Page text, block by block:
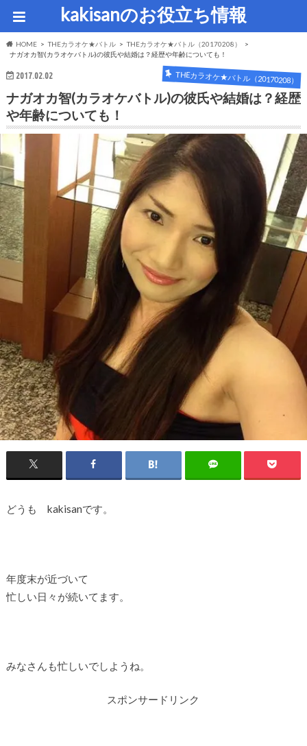
kakisanのお役立ち情報
HOME THEカラオケ★バトル
THEカラオケ★バトル（20170208）
ナガオカ智(カラオケバトル)の彼氏や結婚は？経歴や年齢についても！
2017.02.02 THEカラオケ★バトル（20170208）
ナガオカ智(カラオケバトル)の彼氏や結婚は？経歴
や年齢についても！
どうも kakisanです。
年度末が近づいて
忙しい日々が続いてます。
みなさんも忙しいでしようね。
スポンサードリンク